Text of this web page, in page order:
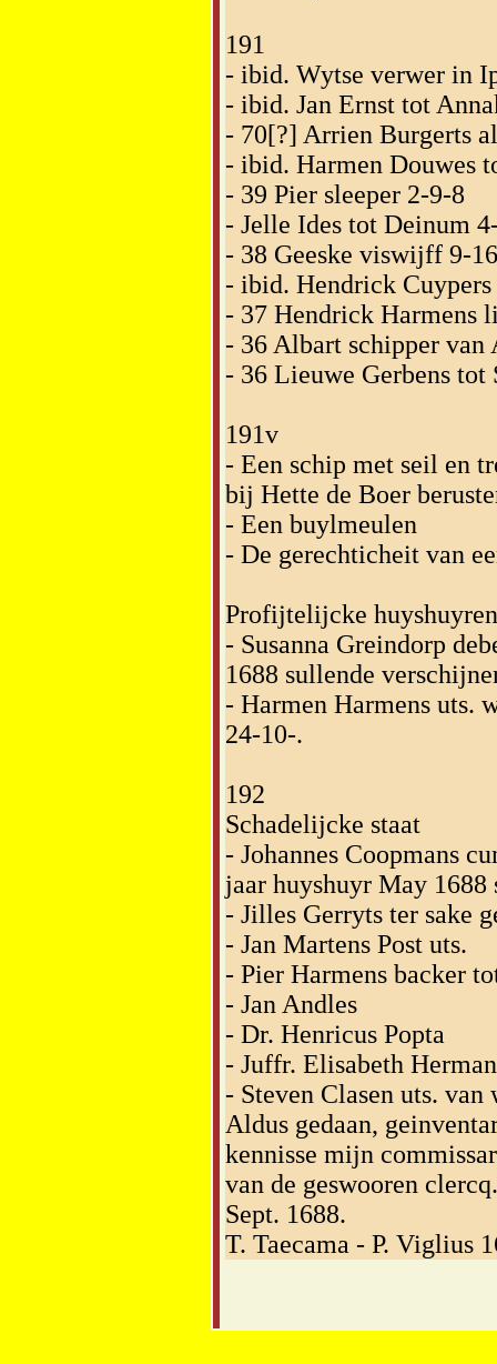
191
- ibid. Wytse verwer in
- ibid. Jan Ernst tot
- 70[?] Arrien Burgerts
- ibid. Harmen Douwes
- 39 Pier sleeper 2-9-8
- Jelle Ides tot Deinum
- 38 Geeske viswijff 9-
- ibid. Hendrick
- 37 Hendrick Harmens
- 36 Albart schipper van
- 36 Lieuwe Gerbens tot
191v
- Een schip met seil en
bij Hette de Boer
- Een buylmeulen
- De gerechticheit van
Profijtelijcke huyshuyren
- Susanna Greindorp
1688 sullende
- Harmen Harmens uts.
24-10-.
192
Schadelijcke staat
- Johannes Coopmans
jaar huyshuyr May
- Jilles Gerryts ter sake
- Jan Martens Post uts.
- Pier Harmens backer
- Jan Andles
- Dr. Henricus Popta
- Juffr. Elisabeth
- Steven Clasen uts. van
Aldus gedaan,
kennisse mijn
van de geswooren
Sept. 1688.
T. Taecama - P. Viglius